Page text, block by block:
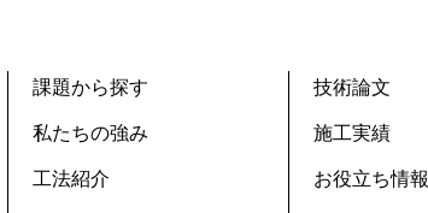
課題から探す
私たちの強み
工法紹介
技術論文
施工実績
お役立ち情報